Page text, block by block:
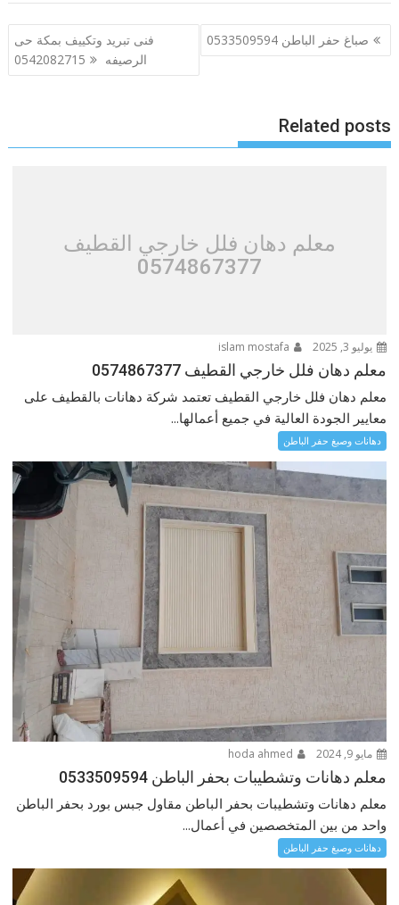
تصفّح
المقالات
صباغ حفر الباطن 0533509594
فنى تبريد وتكييف بمكة حى
الرصيفه 0542082715
Related posts
معلم دهان فلل خارجي القطيف
0574867377
يوليو 3, 2025
معلم دهان فلل خارجي القطيف 0574867377
معلم دهان فلل خارجي القطيف تعتمد شركة دهانات بالقطيف على
معايير الجودة العالية في جميع أعمالها...
دهانات وصبغ حفر الباطن
مايو 9, 2024
معلم دهانات وتشطيبات بحفر الباطن 0533509594
معلم دهانات وتشطيبات بحفر الباطن مقاول جبس بورد بحفر الباطن
واحد من بين المتخصصين في أعمال...
دهانات وصبغ حفر الباطن